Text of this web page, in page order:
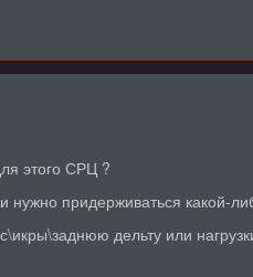
этого СРЦ ?
придерживаться какой-
дельту или